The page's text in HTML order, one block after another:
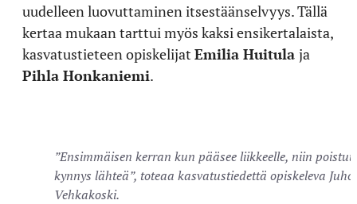
uudelleen luovuttaminen itsestäänselvyys. Tällä
kertaa mukaan tarttui myös kaksi ensikertalaista,
kasvatustieteen opiskelijat Emilia Huitula ja
Pihla Honkaniemi.
”Ensimmäisen kerran kun pääsee liikkeelle, niin poistuu
kynnys lähteä”, toteaa kasvatustiedettä opiskeleva Juho
Vehkakoski.